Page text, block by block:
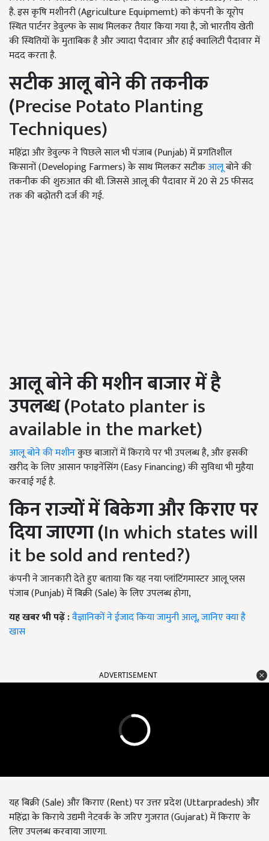
है. इस कृषि मशीनरी (Agriculture Equipmemt) को कंपनी के यूरोप
स्थित पार्टनर डेवुल्फ के साथ मिलकर तैयार किया गया है, जो भारतीय खेती
की स्थितियों के मुताबिक है और ज्यादा पैदावार और हाई क्वालिटी पैदावार में
मदद करता है.
सटीक आलू बोने की तकनीक
(Precise Potato Planting
Techniques)
महिंद्रा और डेवुल्फ ने पिछले साल भी पंजाब (Punjab) में प्रगतिशील
किसानों (Developing Farmers) के साथ मिलकर सटीकआलूबोने की
तकनीक की शुरुआत की थी. जिससे आलू की पैदावार में 20 से 25 फीसद
तक की बढ़ोतरी दर्ज की गई.
आलू बोने की मशीन बाजार में है
उपलब्ध (Potato planter is
available in the market)
आलू बोने की मशीनकुछ बाजारों में किराये पर भी उपलब्ध है, और इसकी
खरीद के लिए आसान फाइनेंसिंग (Easy Financing) की सुविधा भी मुहैया
करवाई गई है.
किन राज्यों में बिकेगा और किराए पर
दिया जाएगा (In which states will
it be sold and rented?)
कंपनी ने जानकारी देते हुए बताया कि यह नया प्लांटिंगमास्टर आलू प्लस
पंजाब (Punjab) में बिक्री (Sale) के लिए उपलब्ध होगा,
यह खबर भी पढ़ें :वैज्ञानिकों ने ईजाद किया जामुनी आलू, जानिए क्या है
खास
ADVERTISEMENT
यह बिक्री (Sale) और किराए (Rent) पर उत्तर प्रदेश (Uttarpradesh) और
महिंद्रा के किराये उद्यमी नेटवर्क के जरिए गुजरात (Gujarat) में किराए के
लिए उपलब्ध करवाया जाएगा.